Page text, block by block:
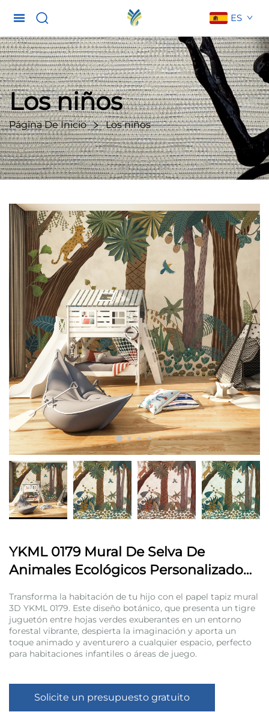
ES
Los niños
Página De Inicio Los niños
YKML 0179 Mural De Selva De
Animales Ecológicos Personalizado
Niños
Transforma la habitación de tu hijo con el papel tapiz mural
3D YKML 0179. Este diseño botánico, que presenta un tigre
juguetón entre hojas verdes exuberantes en un entorno
forestal vibrante, despierta la imaginación y aporta un
toque animado y aventurero a cualquier espacio, perfecto
para habitaciones infantiles o áreas de juego.
Solicite un presupuesto gratuito